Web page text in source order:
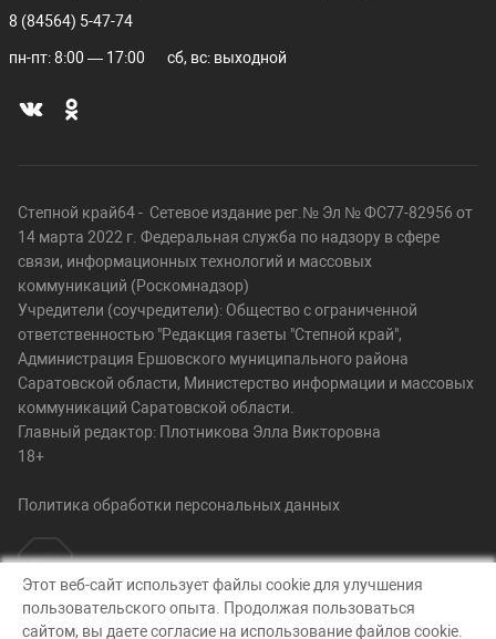
8 (84564) 5-47-74
пн-пт: 8:00 — 17:00 сб, вс: выходной
Степной край64 - Сетевое издание рег.№ Эл № ФС77-82956 от
14 марта 2022 г. Федеральная служба по надзору в сфере
связи, информационных технологий и массовых
коммуникаций (Роскомнадзор)
Учредители (соучредители): Общество с ограниченной
ответственностью "Редакция газеты "Степной край",
Администрация Ершовского муниципального района
Саратовской области, Министерство информации и массовых
коммуникаций Саратовской области.
Главный редактор: Плотникова Элла Викторовна
18+
Политика обработки персональных данных
© Степной край64, 2026
Этот веб-сайт использует файлы cookie для улучшения
пользовательского опыта. Продолжая пользоваться
сайтом, вы даете согласие на использование файлов cookie.